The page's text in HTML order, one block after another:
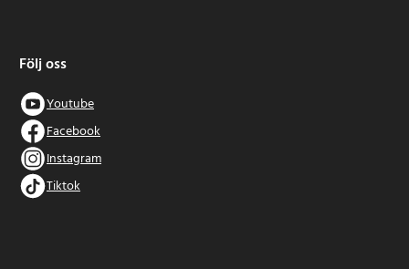
Följ oss
Youtube
Facebook
Instagram
Tiktok